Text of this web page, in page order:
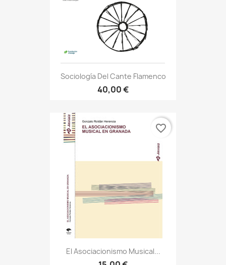
Sociología Del Cante Flamenco
40,00 €
El Asociacionismo Musical...
favorite_border